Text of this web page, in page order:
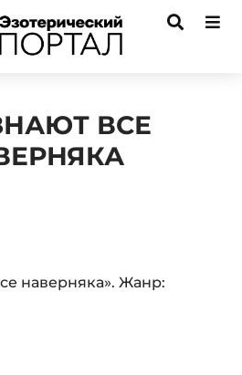
ВСЕ
наверняка». Жанр: